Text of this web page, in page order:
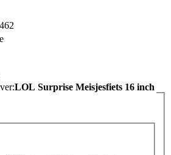
LOL Surprise Meisjesfiets 16 inch